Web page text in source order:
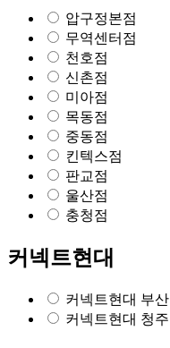
압구정본점
무역센터점
천호점
신촌점
미아점
목동점
중동점
킨텍스점
판교점
울산점
충청점
커넥트현대
커넥트현대 부산
커넥트현대 청주